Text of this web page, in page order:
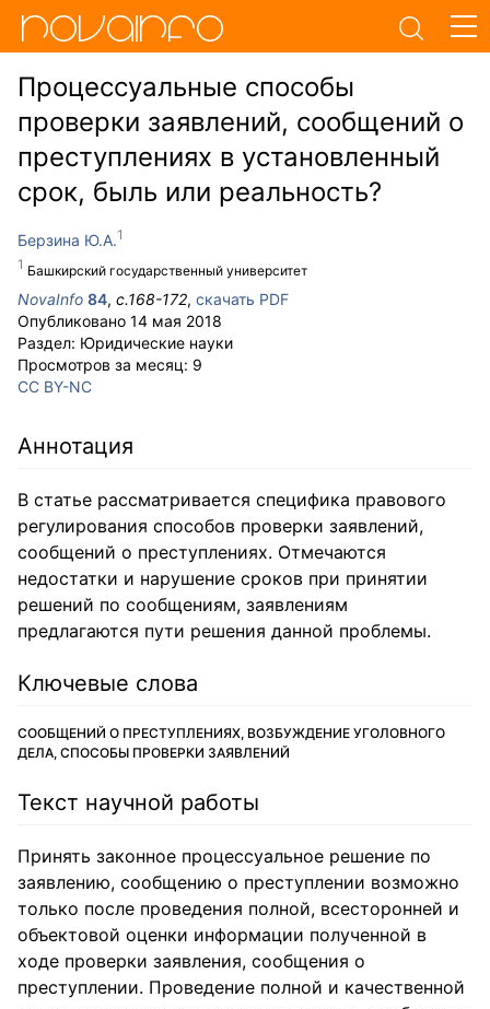
Процессуальные способы
проверки заявлений, сообщений о
преступлениях в установленный
срок, быль или реальность?
Берзина Ю.А.
Башкирский государственный университет
NovaInfo 84, с.168-172, скачать PDF
Опубликовано 14 мая 2018
Раздел: Юридические науки
Просмотров за месяц: 9
CC BY-NC
Аннотация
В статье рассматривается специфика правового
регулирования способов проверки заявлений,
сообщений о преступлениях. Отмечаются
недостатки и нарушение сроков при принятии
решений по сообщениям, заявлениям
предлагаются пути решения данной проблемы.
Ключевые слова
СООБЩЕНИЙ О ПРЕСТУПЛЕНИЯХ, ВОЗБУЖДЕНИЕ УГОЛОВНОГО
ДЕЛА, СПОСОБЫ ПРОВЕРКИ ЗАЯВЛЕНИЙ
Текст научной работы
Принять законное процессуальное решение по
заявлению, сообщению о преступлении возможно
только после проведения полной, всесторонней и
объектовой оценки информации полученной в
ходе проверки заявления, сообщения о
преступлении. Проведение полной и качественной